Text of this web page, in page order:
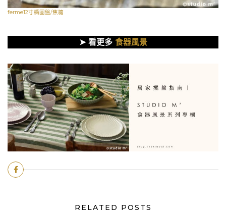
ferme12寸橢圓盤/焦糖
➤ 看更多 食器風景
RELATED POSTS